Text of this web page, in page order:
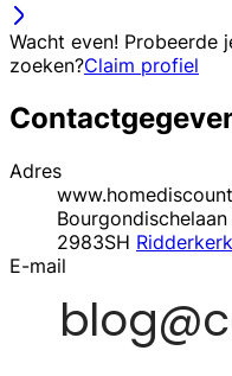
Wacht even! Probeerde
zoeken?Claim profiel
Adres
2983SH Ridderkerk
E-mail